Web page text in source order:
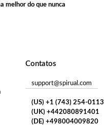
melhor do que nunca
Contatos
support@spirual.com
(US) +1 (743) 254-0113
(UK) +442080891401
(DE) +498004009820